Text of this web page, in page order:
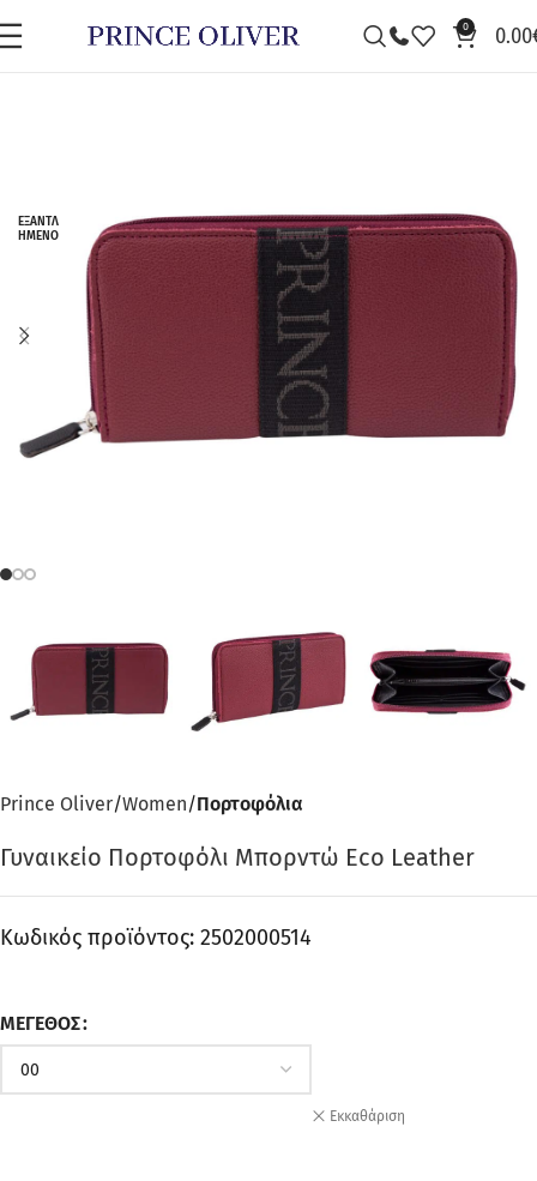
0 0.00
ΕΞΑΝΤΛ
ΗΜΈΝΟ
Prince Oliver Women Πορτοφόλια
Γυναικείο Πορτοφόλι Μπορντώ Eco Leather
Κωδικός προϊόντος: 2502000514
ΜΈΓΕΘΟΣ
Εκκαθάριση